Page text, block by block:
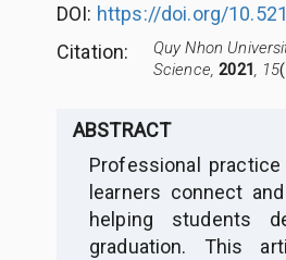
DOI: https://doi.org/
Citation:
Quy Nhon
Science,2021 , 15
ABSTRACT
Professional
learners connect
helping students
graduation. This